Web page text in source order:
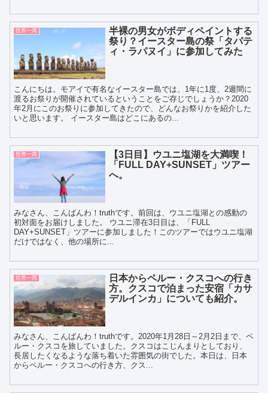
世界一周
半裸の男女がボディペイントする
祭り？イースター島の祭「タパテ
ィ・ラパヌイ」に参加してみた
こんにちは。モアイで有名なイースター島では、1年に1度、2週間に
渡るお祭りが開催されているということをご存じでしょうか？2020
年2月にこのお祭りに参加してきたので、どんなお祭りかを紹介した
いと思います。 イースター島はどこにあるの...
世界一周
【3日目】ウユニ塩湖を大満喫！
「FULL DAY+SUNSET」ツアー
へ。
みなさん、こんばんわ！truthです。前回は、ウユニ塩湖との感動の
初対面をお届けしました。 ウユニ滞在3日目は、「FULL
DAY+SUNSET」ツアーに参加しました！このツアーではウユニ塩湖
だけではなく、他の場所に...
世界一周
日本からペルー・クスコへの行き
方。クスコで泊まった安宿「カサ
デルインカ」についても紹介。
みなさん、こんばんわ！truthです。2020年1月28日～2月2日まで、ペ
ルー・クスコを旅していました。クスコはこじんまりとしており、
長居したくなるような落ち着いた雰囲気の街でした。本日は、日本
からペルー・クスコへの行き方、クス...